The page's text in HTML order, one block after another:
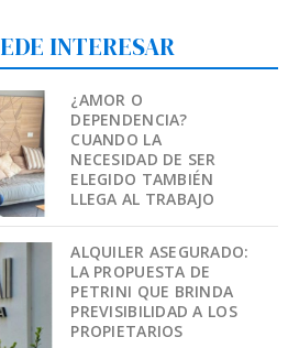
INTERESAR
¿AMOR O
DEPENDENCIA?
CUANDO LA
NECESIDAD DE SER
ELEGIDO TAMBIÉN
LLEGA AL TRABAJO
ALQUILER ASEGURADO:
LA PROPUESTA DE
PETRINI QUE BRINDA
PREVISIBILIDAD A LOS
PROPIETARIOS